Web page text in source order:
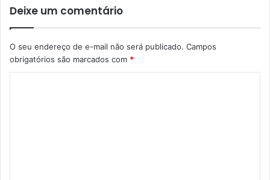
Deixe um comentário
O seu endereço de e-mail não será publicado. Campos
obrigatórios são marcados com *